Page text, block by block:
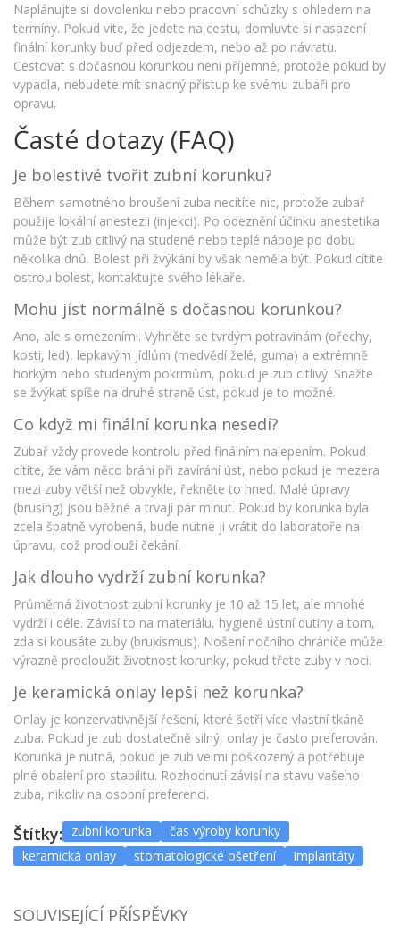
Naplánujte si dovolenku nebo pracovní schůzky s ohledem na
termíny. Pokud víte, že jedete na cestu, domluvte si nasazení
finální korunky buď před odjezdem, nebo až po návratu.
Cestovat s dočasnou korunkou není příjemné, protože pokud by
vypadla, nebudete mít snadný přístup ke svému zubaři pro
opravu.
Časté dotazy (FAQ)
Je bolestivé tvořit zubní korunku?
Během samotného broušení zuba necítíte nic, protože zubař
použije lokální anestezii (injekci). Po odeznění účinku anestetika
může být zub citlivý na studené nebo teplé nápoje po dobu
několika dnů. Bolest při žvýkání by však neměla být. Pokud cítíte
ostrou bolest, kontaktujte svého lékaře.
Mohu jíst normálně s dočasnou korunkou?
Ano, ale s omezeními. Vyhněte se tvrdým potravinám (ořechy,
kosti, led), lepkavým jídlům (medvědí želé, guma) a extrémně
horkým nebo studeným pokrmům, pokud je zub citlivý. Snažte
se žvýkat spíše na druhé straně úst, pokud je to možné.
Co když mi finální korunka nesedí?
Zubař vždy provede kontrolu před finálním nalepením. Pokud
cítíte, že vám něco brání při zavírání úst, nebo pokud je mezera
mezi zuby větší než obvykle, řekněte to hned. Malé úpravy
(brusing) jsou běžné a trvají pár minut. Pokud by korunka byla
zcela špatně vyrobená, bude nutné ji vrátit do laboratoře na
úpravu, což prodlouží čekání.
Jak dlouho vydrží zubní korunka?
Průměrná životnost zubní korunky je 10 až 15 let, ale mnohé
vydrží i déle. Závisí to na materiálu, hygieně ústní dutiny a tom,
zda si kousáte zuby (bruxismus). Nošení nočního chrániče může
výrazně prodloužit životnost korunky, pokud třete zuby v noci.
Je keramická onlay lepší než korunka?
Onlay je konzervativnější řešení, které šetří více vlastní tkáně
zuba. Pokud je zub dostatečně silný, onlay je často preferován.
Korunka je nutná, pokud je zub velmi poškozený a potřebuje
plné obalení pro stabilitu. Rozhodnutí závisí na stavu vašeho
zuba, nikoliv na osobní preferenci.
Štítky: zubní korunka
čas výroby korunky
keramická onlay
stomatologické ošetření implantáty
SOUVISEJÍCÍ PŘÍSPĚVKY